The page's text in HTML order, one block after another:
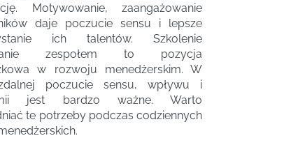
Motywowanie, zaangażowanie
daje poczucie sensu i lepsze
ich talentów. Szkolenie
zespołem to pozycja
w rozwoju menedżerskim. W
poczucie sensu, wpływu i
jest bardzo ważne. Warto
te potrzeby podczas codziennych